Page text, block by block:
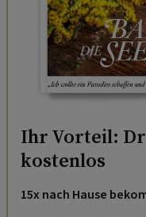
Ihr Vorteil:
kostenlos
15x nach Hause